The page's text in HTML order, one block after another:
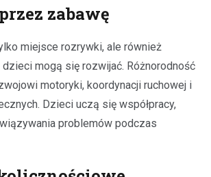
zabawę
miejsce rozrywki, ale również
mogą się rozwijać. Różnorodność
motoryki, koordynacji ruchowej i
Dzieci uczą się współpracy,
problemów podczas